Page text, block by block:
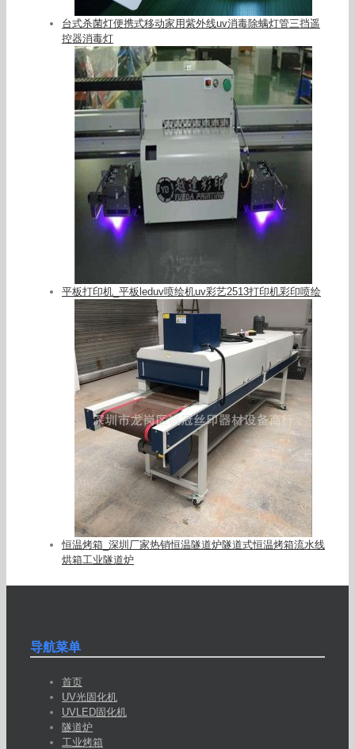
台式杀菌灯便携式移动家用紫外线uv消毒除螨灯管三挡遥
控器消毒灯
平板打印机_平板leduv喷绘机uv彩艺2513打印机彩印喷绘
恒温烤箱_深圳厂家热销恒温隧道炉隧道式恒温烤箱流水线
烘箱工业隧道炉
导航菜单
首页
UV光固化机
UVLED固化机
隧道炉
工业烤箱